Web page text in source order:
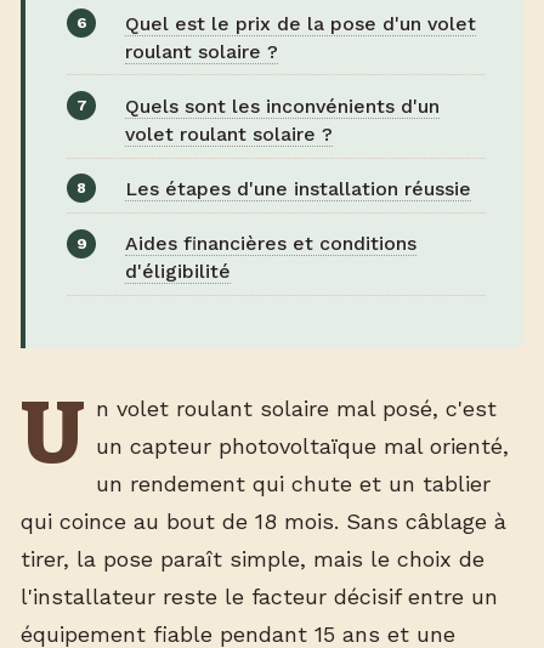
Quel est le prix de la pose d'un volet
roulant solaire ?
Quels sont les inconvénients d'un
volet roulant solaire ?
Les étapes d'une installation réussie
Aides financières et conditions
d'éligibilité
U n volet roulant solaire mal posé, c'est
un capteur photovoltaïque mal orienté,
un rendement qui chute et un tablier
qui coince au bout de 18 mois. Sans câblage à
tirer, la pose paraît simple, mais le choix de
l'installateur reste le facteur décisif entre un
équipement fiable pendant 15 ans et une